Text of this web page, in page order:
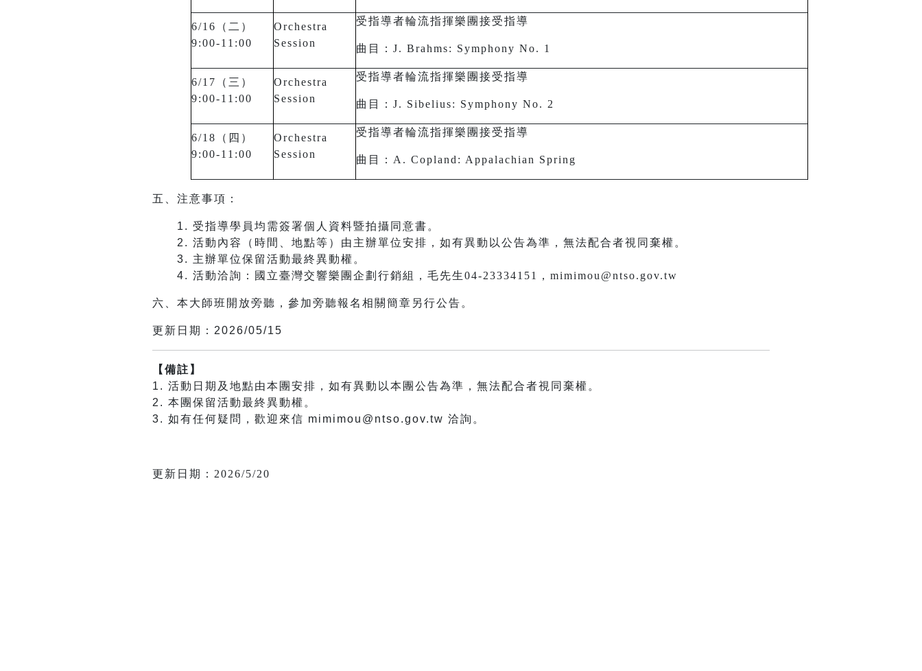
6/16（二）
9:00-11:00
Orchestra
Session
受指導者輪流指揮樂團接受指導
曲目：J. Brahms: Symphony No. 1
6/17（三）
9:00-11:00
Orchestra
Session
受指導者輪流指揮樂團接受指導
曲目：J. Sibelius: Symphony No. 2
6/18（四）
9:00-11:00
Orchestra
Session
受指導者輪流指揮樂團接受指導
曲目：A. Copland: Appalachian Spring
五、注意事項：
1. 受指導學員均需簽署個人資料暨拍攝同意書。
2. 活動內容（時間、地點等）由主辦單位安排，如有異動以公告為準，無法配合者視同棄權。
3. 主辦單位保留活動最終異動權。
4. 活動洽詢：國立臺灣交響樂團企劃行銷組，毛先生04-23334151，mimimou@ntso.gov.tw
六、本大師班開放旁聽，參加旁聽報名相關簡章另行公告。
更新日期：2026/05/15
【備註】
1. 活動日期及地點由本團安排，如有異動以本團公告為準，無法配合者視同棄權。
2. 本團保留活動最終異動權。
3. 如有任何疑問，歡迎來信 mimimou@ntso.gov.tw 洽詢。
更新日期：2026/5/20